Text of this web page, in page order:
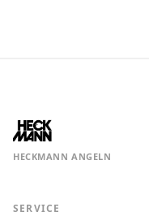
HECKMANN ANGELN
SERVICE